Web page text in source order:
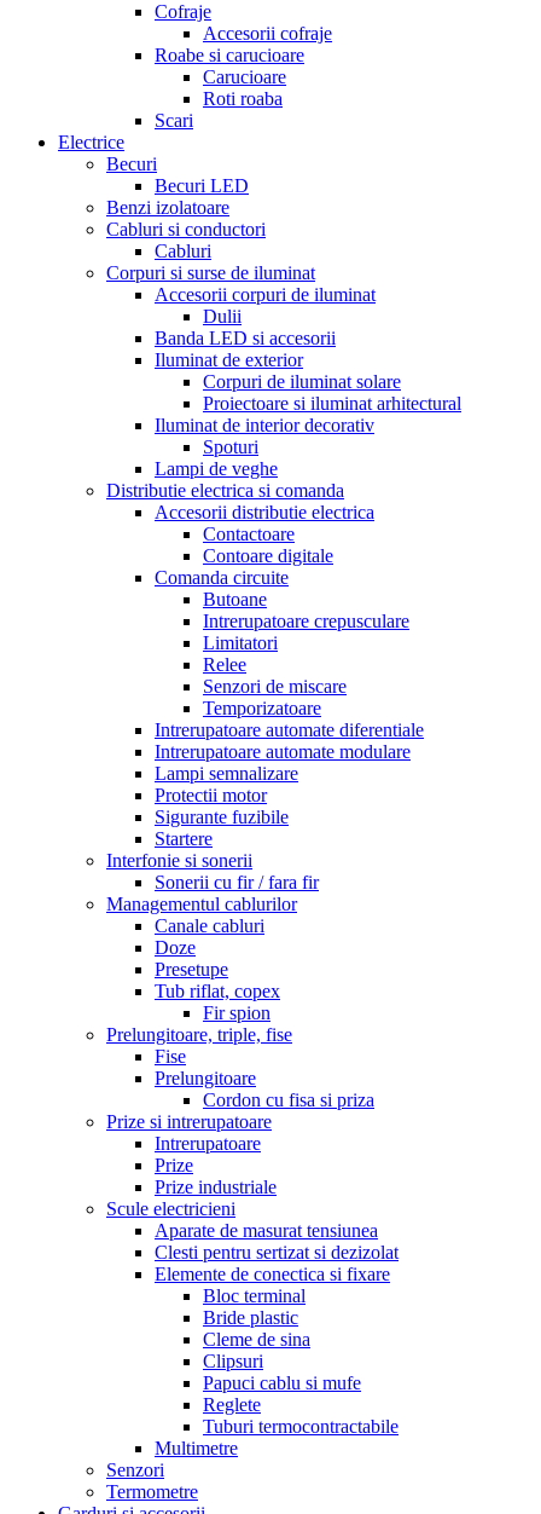
Cofraje
Accesorii cofraje
Roabe si carucioare
Carucioare
Roti roaba
Scari
Electrice
Becuri
Becuri LED
Benzi izolatoare
Cabluri si conductori
Cabluri
Corpuri si surse de iluminat
Accesorii corpuri de iluminat
Dulii
Banda LED si accesorii
Iluminat de exterior
Corpuri de iluminat solare
Proiectoare si iluminat arhitectural
Iluminat de interior decorativ
Spoturi
Lampi de veghe
Distributie electrica si comanda
Accesorii distributie electrica
Contactoare
Contoare digitale
Comanda circuite
Butoane
Intrerupatoare crepusculare
Limitatori
Relee
Senzori de miscare
Temporizatoare
Intrerupatoare automate diferentiale
Intrerupatoare automate modulare
Lampi semnalizare
Protectii motor
Sigurante fuzibile
Startere
Interfonie si sonerii
Sonerii cu fir / fara fir
Managementul cablurilor
Canale cabluri
Doze
Presetupe
Tub riflat, copex
Fir spion
Prelungitoare, triple, fise
Fise
Prelungitoare
Cordon cu fisa si priza
Prize si intrerupatoare
Intrerupatoare
Prize
Prize industriale
Scule electricieni
Aparate de masurat tensiunea
Clesti pentru sertizat si dezizolat
Elemente de conectica si fixare
Bloc terminal
Bride plastic
Cleme de sina
Clipsuri
Papuci cablu si mufe
Reglete
Tuburi termocontractabile
Multimetre
Senzori
Termometre